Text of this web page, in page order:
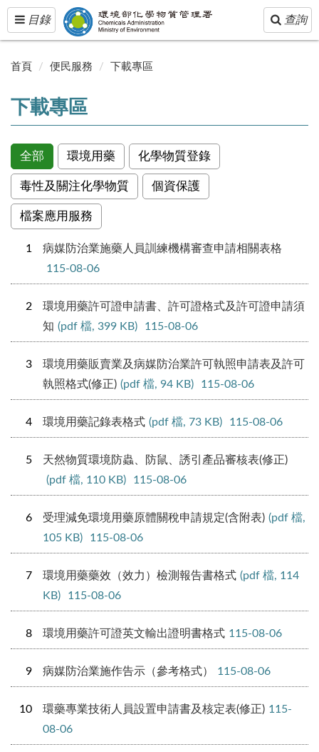
Toggle
navigation
目錄
Toggle
navigation
查詢
首頁 便民服務 下載專區
下載專區
全部 環境用藥 化學物質登錄
毒性及關注化學物質 個資保護
檔案應用服務
1
病媒防治業施藥人員訓練機構審查申請相關表格
115-08-06
2
環境用藥許可證申請書、許可證格式及許可證申請須
知 (pdf 檔, 399 KB) 115-08-06
3
環境用藥販賣業及病媒防治業許可執照申請表及許可
執照格式(修正) (pdf 檔, 94 KB) 115-08-06
4 環境用藥記錄表格式 (pdf 檔, 73 KB) 115-08-06
5
天然物質環境防蟲、防鼠、誘引產品審核表(修正)
(pdf 檔, 110 KB)
115-08-06
6 受理減免環境用藥原體關稅申請規定(含附表) (pdf 檔,
105 KB)
115-08-06
7 環境用藥藥效（效力）檢測報告書格式 (pdf 檔, 114
KB)
115-08-06
8 環境用藥許可證英文輸出證明書格式 115-08-06
9 病媒防治業施作告示（參考格式） 115-08-06
10 環藥專業技術人員設置申請書及核定表(修正) 115-
08-06